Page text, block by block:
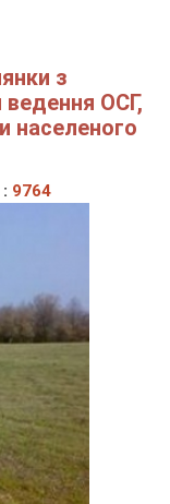
з
ОСГ,
населеного
9764